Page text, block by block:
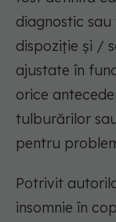
diagnostic
dispoziție și /
ajustate în
orice
tulburărilor
pentru
Potrivit
insomnie în